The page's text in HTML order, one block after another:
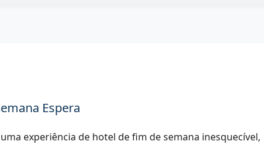
Espera
experiência de hotel de fim de semana inesquecível,